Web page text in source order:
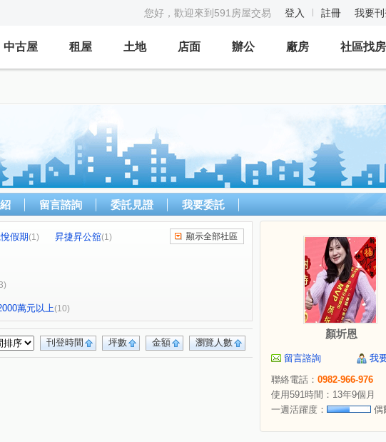
您好，歡迎來到591房屋交易 登入 註冊 我要刊
中古屋 租屋 土地 店面 辦公 廠房 社區找房
留言諮詢 委託見證 我要委託
假期(1) 昇捷昇公舘(1)
一別墅
岡(1) 賦北段(1)
街(1) 新農街(1)
路(1) 龍川四街 (1) 廣泰路
(1) 忠孝路(1) 廣達街(1)
顯示全部社區
萬元以上(10)
瀏覽人數
金額
坪數
刊登時間
顏圻恩
留言諮詢
我
聯絡電話： 0982-966-976
使用591時間：13年9個月
一週活躍度：
偶